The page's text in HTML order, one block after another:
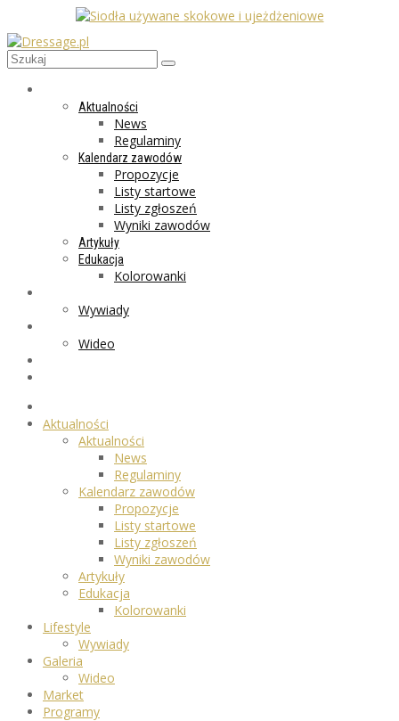
Aktualności
News
Regulaminy
Kalendarz zawodów
Propozycje
Listy startowe
Listy zgłoszeń
Wyniki zawodów
Artykuły
Edukacja
Kolorowanki
Wywiady
Wideo
Aktualności
Aktualności
News
Regulaminy
Kalendarz zawodów
Propozycje
Listy startowe
Listy zgłoszeń
Wyniki zawodów
Artykuły
Edukacja
Kolorowanki
Lifestyle
Wywiady
Galeria
Wideo
Market
Programy